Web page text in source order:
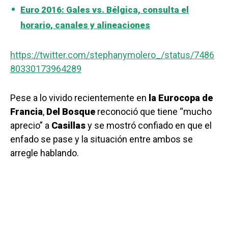
Euro 2016: Gales vs. Bélgica, consulta el
horario, canales y alineaciones
https://twitter.com/stephanymolero_/status/7486
80330173964289
Pese a lo vivido recientemente en la Eurocopa de
Francia, Del Bosque reconoció que tiene “mucho
aprecio” a Casillasy se mostró confiado en que el
enfado se pase y la situación entre ambos se
arregle hablando.